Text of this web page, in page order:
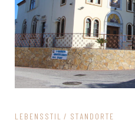
LEBENSSTIL STANDORTE